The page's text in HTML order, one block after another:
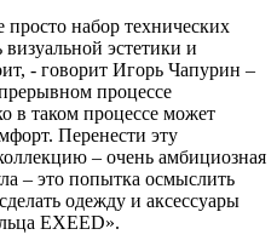
набор технических
визуальной эстетики и
- говорит Игорь Чапурин –
процессе
в таком процессе может
Перенести эту
– очень амбициозная
– это попытка осмыслить
одежду и аксессуары
EXEED».